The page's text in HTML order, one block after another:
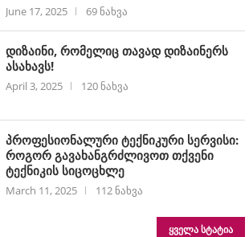
June 17, 2025 69 ნახვა
დიზაინი, რომელიც თავად დიზაინერს
ასახავს!
April 3, 2025 120 ნახვა
პროფესიონალური ტექნიკური სერვისი:
როგორ გავახანგრძლივოთ თქვენი
ტექნიკის სიცოცხლე
March 11, 2025 112 ნახვა
ᲧᲕᲔᲚᲐ ᲡᲢᲐᲢᲘᲐ